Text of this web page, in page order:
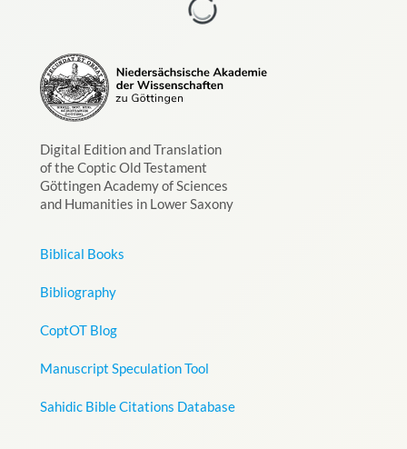
Digital Edition and Translation
of the Coptic Old Testament
Göttingen Academy of Sciences
and Humanities in Lower Saxony
Biblical Books
Bibliography
CoptOT Blog
Manuscript Speculation Tool
Sahidic Bible Citations Database